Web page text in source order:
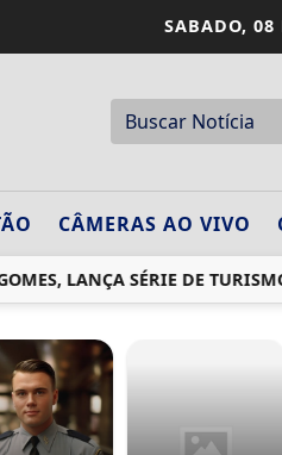
SABADO, 08
CÂMERAS AO VIVO
LANÇA SÉRIE DE TURISMO